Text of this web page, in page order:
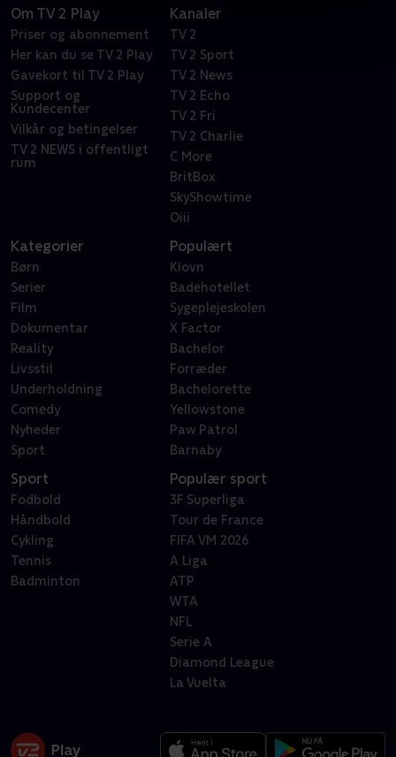
Om TV 2 Play
Priser og abonnement
Her kan du se TV 2 Play
Gavekort til TV 2 Play
Support og
Kundecenter
Vilkår og betingelser
TV 2 NEWS i offentligt
rum
Kanaler
TV 2
TV 2 Sport
TV 2 News
TV 2 Echo
TV 2 Fri
TV 2 Charlie
C More
BritBox
SkyShowtime
Oiii
Kategorier
Børn
Serier
Film
Dokumentar
Reality
Livsstil
Underholdning
Comedy
Nyheder
Sport
Populært
Klovn
Badehotellet
Sygeplejeskolen
X Factor
Bachelor
Forræder
Bachelorette
Yellowstone
Paw Patrol
Barnaby
Sport
Fodbold
Håndbold
Cykling
Tennis
Badminton
Populær sport
3F Superliga
Tour de France
FIFA VM 2026
A Liga
ATP
WTA
NFL
Serie A
Diamond League
La Vuelta